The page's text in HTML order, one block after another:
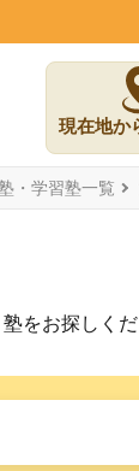
現在地か
・学習塾一覧
をお探しくだ